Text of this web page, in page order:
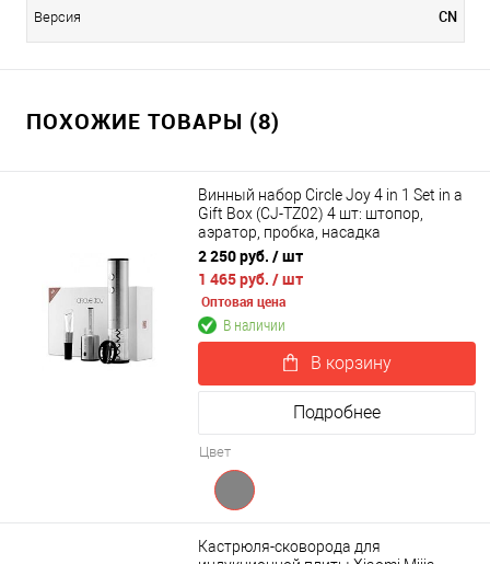
Версия CN
ПОХОЖИЕ ТОВАРЫ (8)
Винный набор Circle Joy 4 in 1 Set in a
Gift Box (CJ-TZ02) 4 шт: штопор,
аэратор, пробка, насадка
2 250 руб. / шт
1 465 руб. / шт
Оптовая цена
В наличии
В корзину
Подробнее
Цвет
Кастрюля-сковорода для